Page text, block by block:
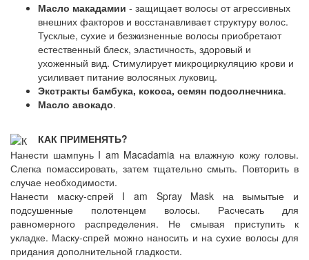
Масло макадамии - защищает волосы от агрессивных
внешних факторов и восстанавливает структуру волос.
Тусклые, сухие и безжизненные волосы приобретают
естественный блеск, эластичность, здоровый и
ухоженный вид. Стимулирует микроциркуляцию крови и
усиливает питание волосяных луковиц.
Экстракты бамбука, кокоса, семян подсолнечника.
Масло авокадо.
КАК ПРИМЕНЯТЬ?
Нанести шампунь I am Macadamia на влажную кожу головы.
Слегка помассировать, затем тщательно смыть. Повторить в
случае необходимости.
Нанести маску-спрей I am Spray Mask на вымытые и
подсушенные полотенцем волосы. Расчесать для
равномерного распределения. Не смывая приступить к
укладке. Маску-спрей можно наносить и на сухие волосы для
придания дополнительной гладкости.